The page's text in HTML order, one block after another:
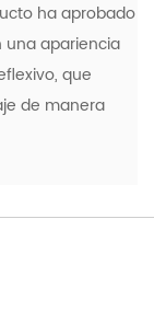
ha aprobado
una apariencia
que
de manera